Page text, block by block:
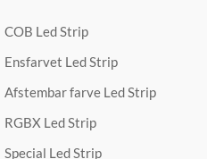
COB Led Strip
Ensfarvet Led Strip
Afstembar farve Led Strip
RGBX Led Strip
Special Led Strip